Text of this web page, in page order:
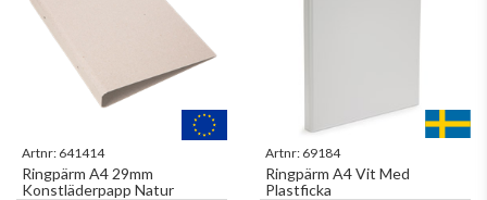
Artnr: 641414
Ringpärm A4 29mm
Konstläderpapp Natur
Artnr: 69184
Ringpärm A4 Vit Med
Plastficka